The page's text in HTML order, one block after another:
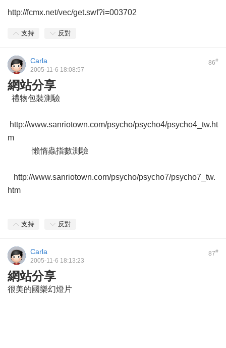
http://fcmx.net/vec/get.swf?i=003702
支持 反對
86#
Carla
2005-11-6 18:08:57
網站分享
禮物包裝測驗
http://www.sanriotown.com/psycho/psycho4/psycho4_tw.ht
m
懶惰蟲指數測驗
http://www.sanriotown.com/psycho/psycho7/psycho7_tw.
htm
支持 反對
87#
Carla
2005-11-6 18:13:23
網站分享
很美的國樂幻燈片